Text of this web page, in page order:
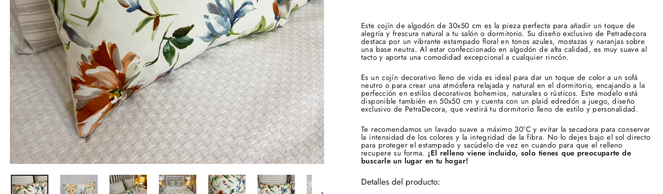
Este cojín de algodón de 30x50 cm es la pieza perfecta para añadir un toque de
alegría y frescura natural a tu salón o dormitorio. Su diseño exclusivo de Petradecora
destaca por un vibrante estampado floral en tonos azules, mostazas y naranjas sobre
una base neutra. Al estar confeccionado en algodón de alta calidad, es muy suave al
tacto y aporta una comodidad excepcional a cualquier rincón.
Es un cojín decorativo lleno de vida es ideal para dar un toque de color a un sofá
neutro o para crear una atmósfera relajada y natural en el dormitorio, encajando a la
perfección en estilos decorativos bohemios, naturales o rústicos. Este modelo está
disponible también en 50x50 cm y cuenta con un plaid edredón a juego, diseño
exclusivo de PetraDecora, que vestirá tu dormitorio lleno de estilo y personalidad.
Te recomendamos un lavado suave a máximo 30°C y evitar la secadora para conservar
la intensidad de los colores y la integridad de la fibra. No lo dejes bajo el sol directo
para proteger el estampado y sacúdelo de vez en cuando para que el relleno
recupere su forma. ¡El relleno viene incluido, solo tienes que preocuparte de
buscarle un lugar en tu hogar!
Detalles del producto: